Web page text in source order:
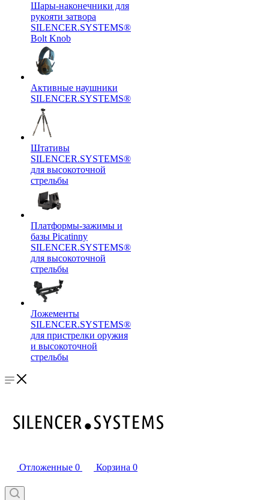
Шары-наконечники для
рукояти затвора
SILENCER.SYSTEMS®
Bolt Knob
Активные наушники
SILENCER.SYSTEMS®
Штативы
SILENCER.SYSTEMS®
для высокоточной
стрельбы
Платформы-зажимы и
базы Picatinny
SILENCER.SYSTEMS®
для высокоточной
стрельбы
Ложементы
SILENCER.SYSTEMS®
для пристрелки оружия
и высокоточной
стрельбы
Отложенные 0 Корзина 0